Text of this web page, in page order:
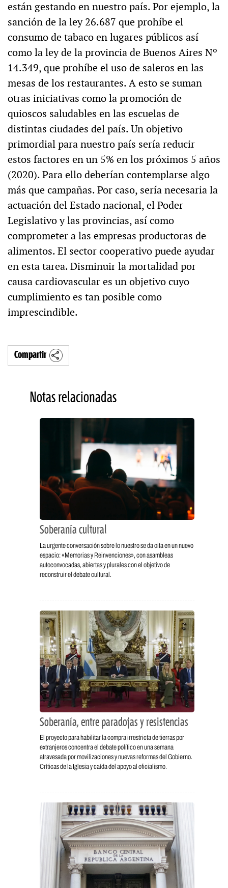
están gestando en nuestro país. Por ejemplo, la
sanción de la ley 26.687 que prohíbe el
consumo de tabaco en lugares públicos así
como la ley de la provincia de Buenos Aires Nº
14.349, que prohíbe el uso de saleros en las
mesas de los restaurantes. A esto se suman
otras iniciativas como la promoción de
quioscos saludables en las escuelas de
distintas ciudades del país. Un objetivo
primordial para nuestro país sería reducir
estos factores en un 5% en los próximos 5 años
(2020). Para ello deberían contemplarse algo
más que campañas. Por caso, sería necesaria la
actuación del Estado nacional, el Poder
Legislativo y las provincias, así como
comprometer a las empresas productoras de
alimentos. El sector cooperativo puede ayudar
en esta tarea. Disminuir la mortalidad por
causa cardiovascular es un objetivo cuyo
cumplimiento es tan posible como
imprescindible.
Compartir
Notas relacionadas
Soberanía cultural
La urgente conversación sobre lo nuestro se da cita en un nuevo
espacio: «Memorias y Reinvenciones», con asambleas
autoconvocadas, abiertas y plurales con el objetivo de
reconstruir el debate cultural.
Soberanía, entre paradojas y resistencias
El proyecto para habilitar la compra irrestricta de tierras por
extranjeros concentra el debate político en una semana
atravesada por movilizaciones y nuevas reformas del Gobierno.
Críticas de la Iglesia y caída del apoyo al oficialismo.